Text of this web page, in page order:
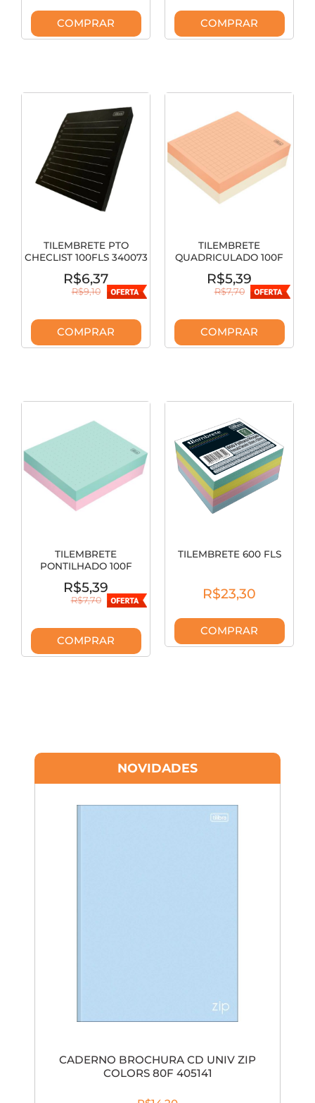
COMPRAR COMPRAR
TILEMBRETE PTO
CHECLIST 100FLS 340073
R$6,37
R$9,10
COMPRAR
TILEMBRETE
QUADRICULADO 100F
R$5,39
R$7,70
COMPRAR
TILEMBRETE
PONTILHADO 100F
R$5,39
R$7,70
COMPRAR
TILEMBRETE 600 FLS
R$23,30
COMPRAR
NOVIDADES
CADERNO BROCHURA CD UNIV ZIP
COLORS 80F 405141